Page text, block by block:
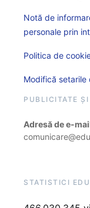
Notă de
personale prin
Politica de
Modifică setarile
PUBLICITATE ȘI
Adresă de e-
STATISTICI